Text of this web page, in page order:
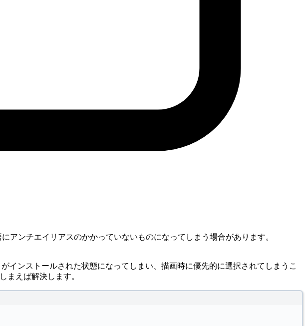
アンチエイリアスのかかっていないものになってしまう場合があります。
インストールされた状態になってしまい、描画時に優先的に選択されてしまうこ
まえば解決します。